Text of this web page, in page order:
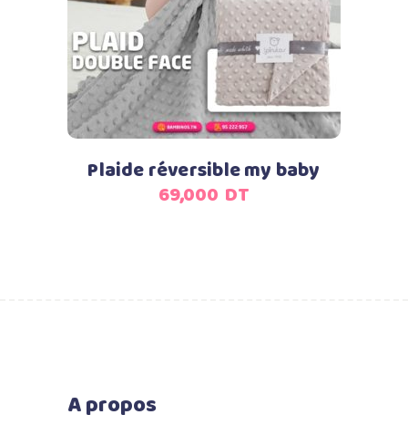
Plaide réversible my baby
69,000 DT
A propos